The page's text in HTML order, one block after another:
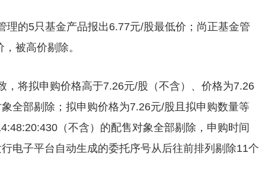
的5只基金产品报出6.77元/股最低价；尚正基金管
被高价剔除。
将拟申购价格高于7.26元/股（不含）、价格为7.26
全部剔除；拟申购价格为7.26元/股且拟申购数量等
（不含）的配售对象全部剔除，申购时间
电子平台自动生成的委托序号从后往前排列剔除11个